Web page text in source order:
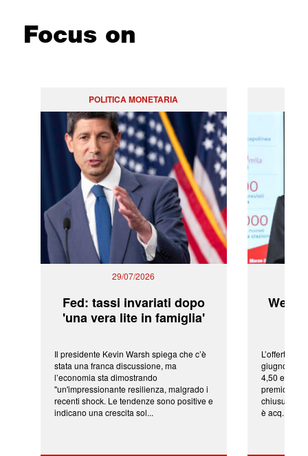
Focus on
POLITICA MONETARIA
29/07/2026
Fed: tassi invariati dopo
'una vera lite in famiglia'
Il presidente Kevin Warsh spiega che c’è
stata una franca discussione, ma
l’economia sta dimostrando
"un'impressionante resilienza, malgrado i
recenti shock. Le tendenze sono positive e
indicano una crescita sol...
L’offerta
giugno da
4,50 euro
premio di
chiusura
è acq...